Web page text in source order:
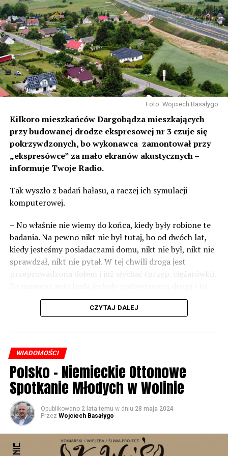
Foto: Wojciech Basałygo
Kilkoro mieszkańców Dargobądza mieszkających
przy budowanej drodze ekspresowej nr 3 czuje się
pokrzywdzonych, bo wykonawca zamontował przy
„ekspresówce” za mało ekranów akustycznych –
informuje Twoje Radio.
Tak wyszło z badań hałasu, a raczej ich symulacji
komputerowej.
– No właśnie nie wiemy do końca, kiedy były robione te
badania. Na pewno nikt nie był tutaj, bo od dwóch lat,
kiedy jesteśmy posiadaczami domu, nikt nie był, nikt nie
sprawdzał, nikt nie pytał. W tej chwili droga jest
przeprowadzona dołem i już słychać (przyp. ciężarówki).
będzie czteropasmowa droga – mówi Sylwia Rudak,
mieszkanka Dargobądza.
Inwestor tłumaczy, że poluzowano normy i to co było
hałasem jeszcze kilkanaście lat temu – dziś już nim nie
jest.
– Tych ekranów rzeczywiście w rejonie miejscowości
Dargobądz jest trochę mniej niż było przy starej drodze
krajowej numer trzy. Natomiast to wynika również z
tego, że te normy dopuszczalnego hałasu, które obecnie
obowiązują i które obowiązywały również podczas
przygotowywania dokumentacji projektowej dla drogi
ekspresowej S3 są inne niż te, które były przed wieloma
CZYTAJ DALEJ
WIADOMOŚCI
Polsko – Niemieckie Ottonowe
Spotkanie Młodych w Wolinie
Opublikowano 2 lata temu w dniu 28 maja 2024
Przez Wojciech Basałygo